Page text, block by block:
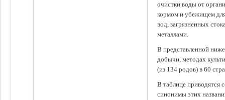
очистки воды от
кормом и убежищем
вод, загрязненных
металлами.
В представленной
добычи, методах
(из 134 родов) в 60
В таблице приводятся
синонимы этих